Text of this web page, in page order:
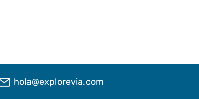
hola@explorevia.com